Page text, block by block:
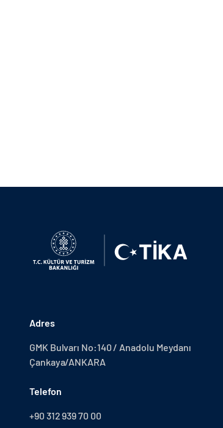
Adres
GMK Bulvarı No:140 / Anadolu Meydanı
Çankaya/ANKARA
Telefon
+90 312 939 70 00